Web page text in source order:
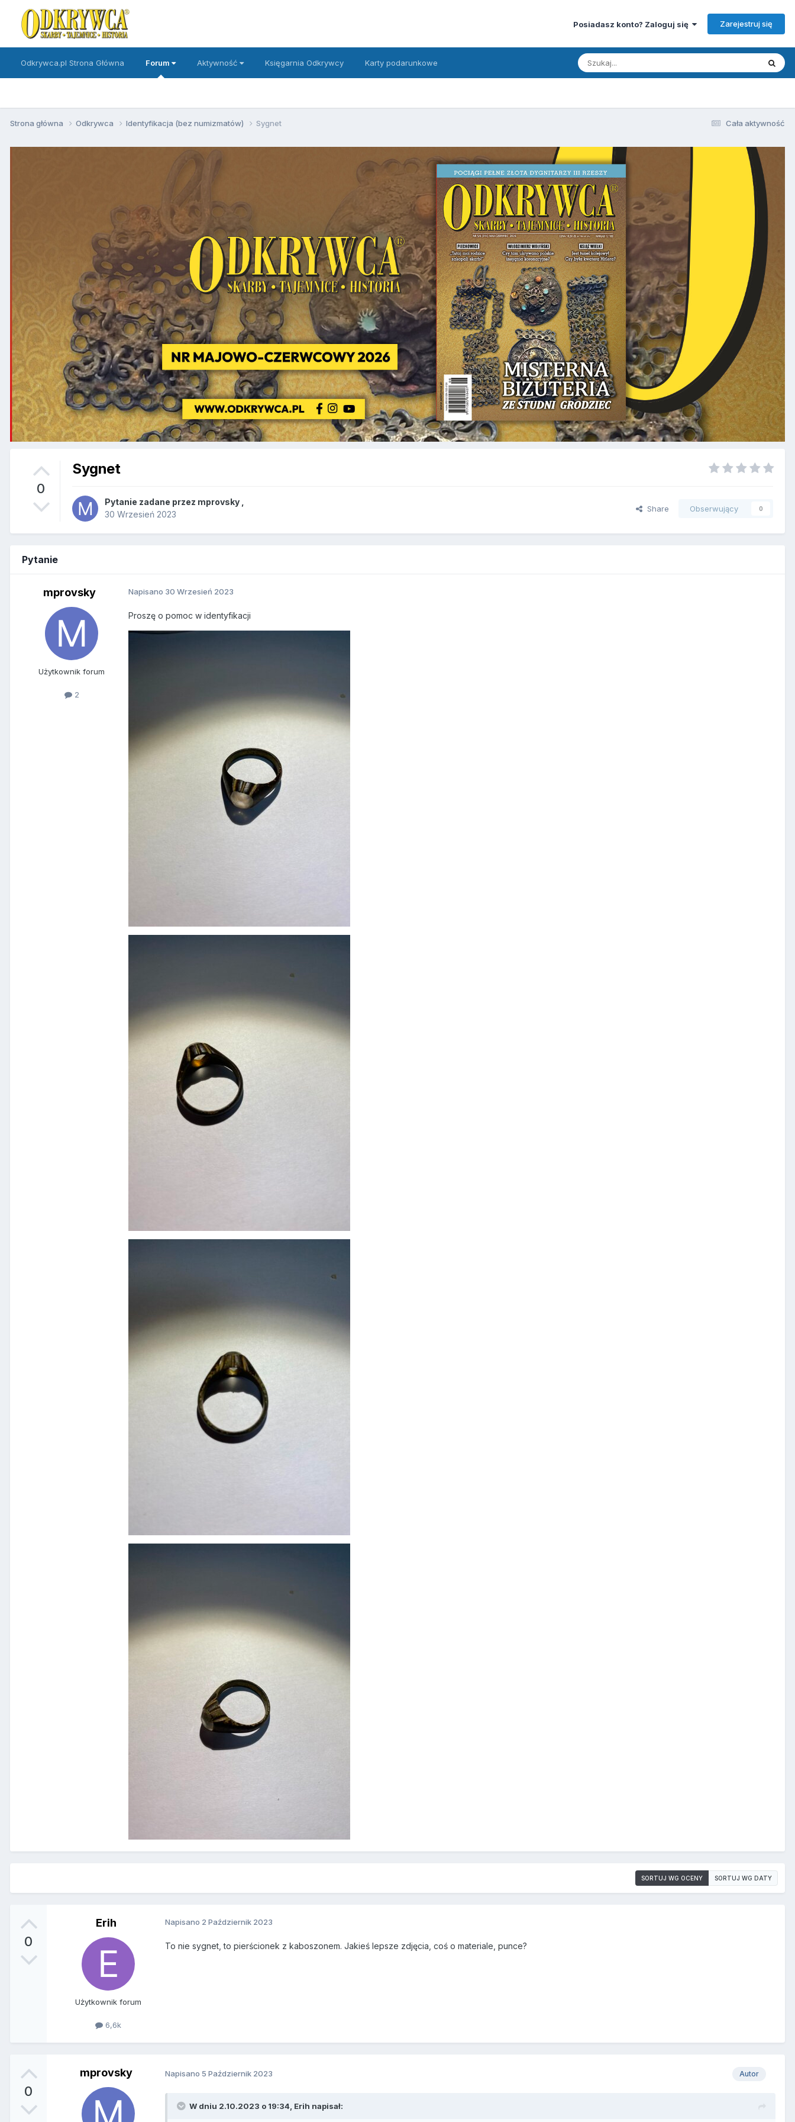
Posiadasz konto? Zaloguj się Zarejestruj się
Odkrywca.pl Strona Główna Forum Aktywność Księgarnia Odkrywcy Karty podarunkowe
Cała aktywność
Strona główna Odkrywca Identyfikacja (bez numizmatów) Sygnet
0
Sygnet
Pytanie zadane przez mprovsky
30 Wrzesień 2023
Share Obserwujący 0
Pytanie
mprovsky
Użytkownik forum
2
Napisano 30 Wrzesień 2023
Proszę o pomoc w identyfikacji
SORTUJ WG OCENY SORTUJ WG DATY
0
Erih
Użytkownik forum
6,6k
Napisano 2 Październik 2023
To nie sygnet, to pierścionek z kaboszonem. Jakieś lepsze zdjęcia, coś o materiale, punce?
0
mprovsky Autor
Napisano 5 Październik 2023
W dniu 2.10.2023 o 19:34, Erih napisał: